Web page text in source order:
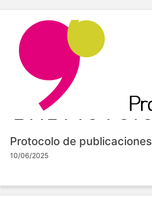
Protocolo de publicaciones
10/06/2025